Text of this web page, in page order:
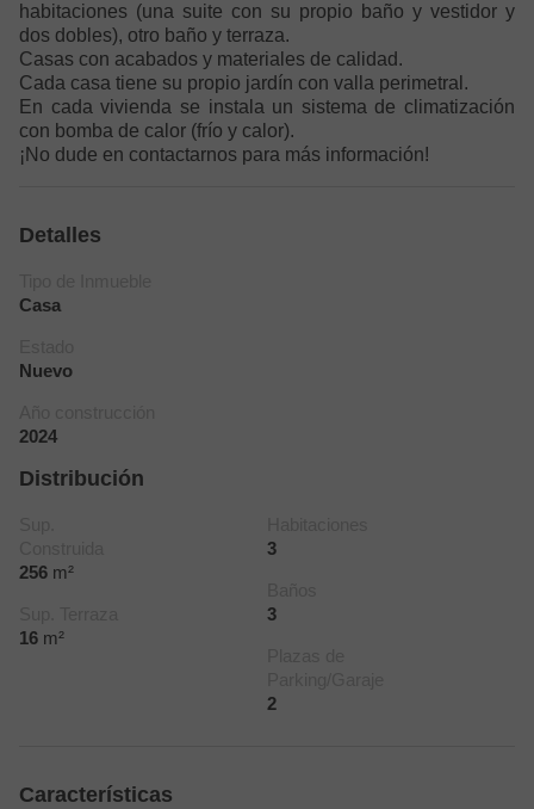
habitaciones (una suite con su propio baño y vestidor y
dos dobles), otro baño y terraza.
Casas con acabados y materiales de calidad.
Cada casa tiene su propio jardín con valla perimetral.
En cada vivienda se instala un sistema de climatización
con bomba de calor (frío y calor).
¡No dude en contactarnos para más información!
Detalles
Casa
Nuevo
2024
Distribución
256 m²
16 m²
3
3
2
Características